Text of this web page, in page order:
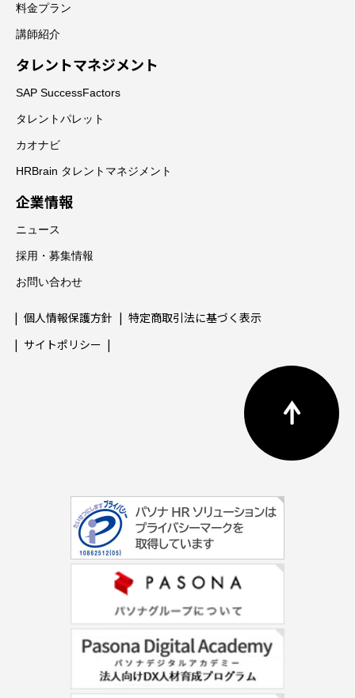
料金プラン
講師紹介
タレントマネジメント
SAP SuccessFactors
タレントパレット
カオナビ
HRBrain タレントマネジメント
企業情報
ニュース
採用・募集情報
お問い合わせ
個人情報保護方針
特定商取引法に基づく表示
サイトポリシー